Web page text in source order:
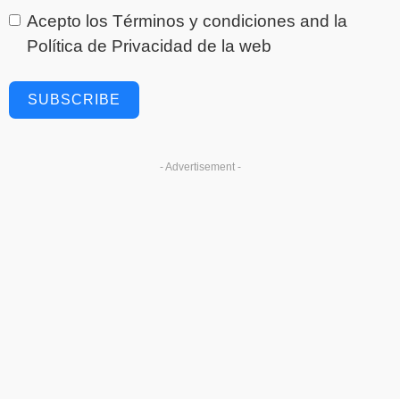
Acepto los Términos y condiciones and la
Política de Privacidad de la web
SUBSCRIBE
- Advertisement -